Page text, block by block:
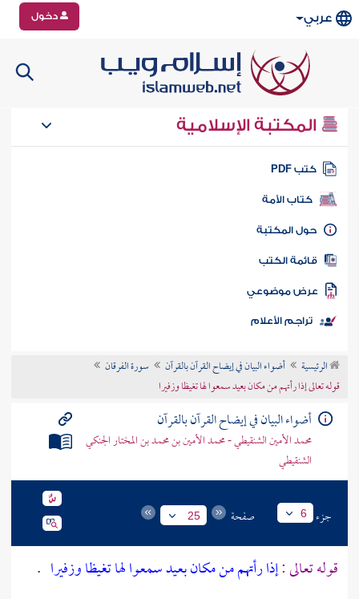
عربي دخول
المكتبة الإسلامية
كتب PDF
كتاب الأمة
المكتبة
الكتب
موضوعي
تراجم الأعلام
الرئيسية أضواء البيان في إيضاح القرآن بالقرآن
سورة الفرقان
قوله تعالى إذا رأتهم من مكان بعيد سمعوا لها تغيظا وزفيرا
أضواء البيان في إيضاح القرآن بالقرآن
محمد الأمين الشنقيطي - محمد الأمين بن محمد بن المختار الجنكي
الشنقيطي
جزء 6 صفحة 25
قوله تعالى :إذا رأتهم من مكان بعيد سمعوا لها تغيظا وزفيرا .